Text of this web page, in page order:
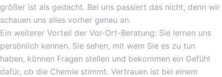
größer ist als gedacht. Bei uns passiert das nicht, denn wir
schauen uns alles vorher genau an.
Ein weiterer Vorteil der Vor-Ort-Beratung: Sie lernen uns
persönlich kennen. Sie sehen, mit wem Sie es zu tun
haben, können Fragen stellen und bekommen ein Gefühl
dafür, ob die Chemie stimmt. Vertrauen ist bei einem